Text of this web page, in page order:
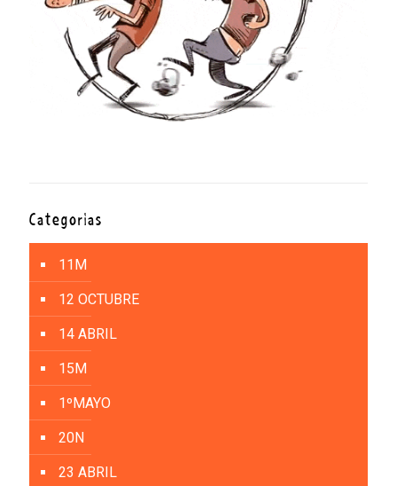
Categorías
11M
12 OCTUBRE
14 ABRIL
15M
1ºMAYO
20N
23 ABRIL